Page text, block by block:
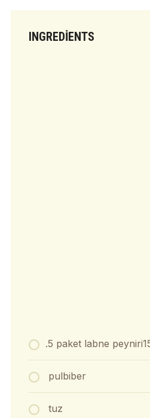
INGREDIENTS
.5 paket labne
pulbiber
tuz